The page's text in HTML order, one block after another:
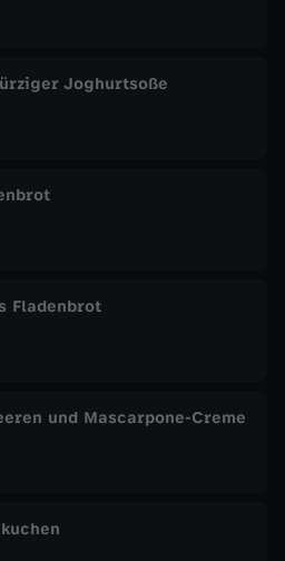
Joghurtsoße
Fladenbrot
und Mascarpone-Creme